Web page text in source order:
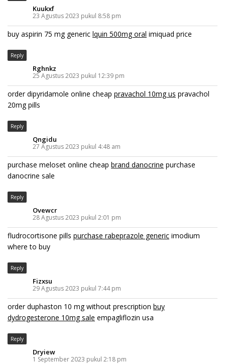
Kuukxf
23 Agustus 2023 pukul 8:58 pm
buy aspirin 75 mg generic lquin 500mg oral imiquad price
Reply
Rghnkz
25 Agustus 2023 pukul 12:39 pm
order dipyridamole online cheap pravachol 10mg us pravachol
20mg pills
Reply
Qngidu
27 Agustus 2023 pukul 4:48 am
purchase meloset online cheap brand danocrine purchase
danocrine sale
Reply
Ovewcr
28 Agustus 2023 pukul 2:01 pm
fludrocortisone pills purchase rabeprazole generic imodium
where to buy
Reply
Fizxsu
29 Agustus 2023 pukul 7:44 pm
order duphaston 10 mg without prescription buy
dydrogesterone 10mg sale empagliflozin usa
Reply
Dryiew
1 September 2023 pukul 2:18 pm